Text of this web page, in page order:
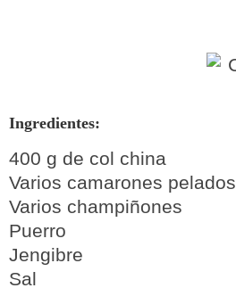
Ingredientes:
400 g de col china
Varios camarones pelados
Varios champiñones
Puerro
Jengibre
Sal